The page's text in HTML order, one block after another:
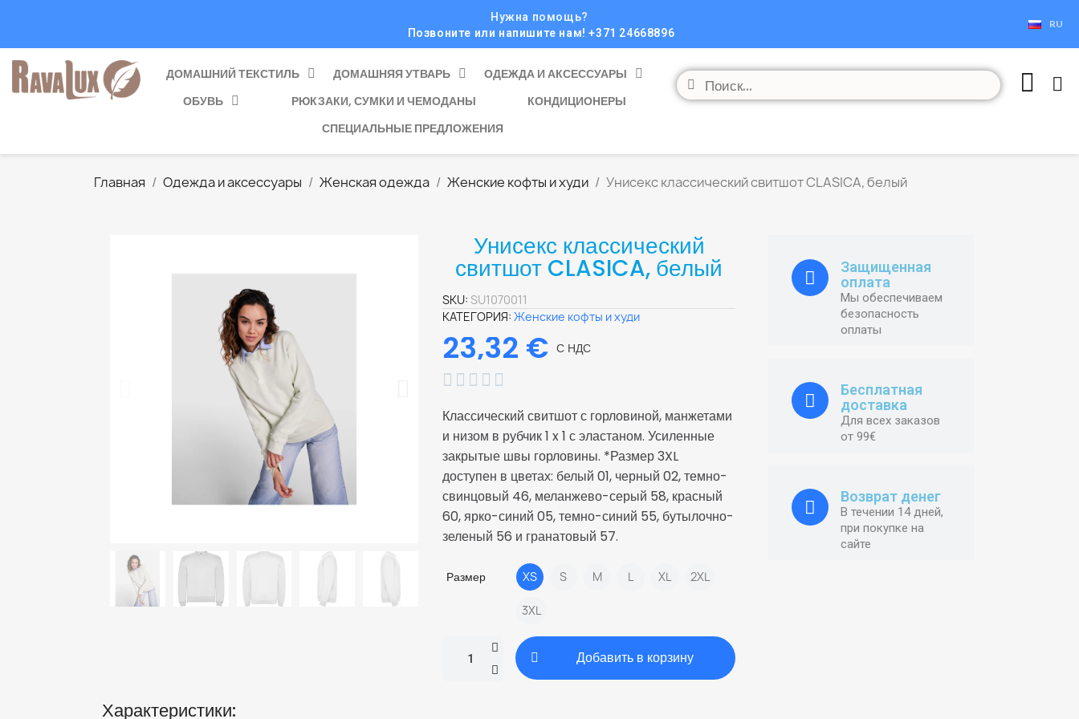
Нужна помощь?
Позвоните или напишите нам! +371 24668896
RU
ДОМАШНИЙ ТЕКСТИЛЬ ДОМАШНЯЯ УТВАРЬ
ОДЕЖДА И АКСЕССУАРЫ
ОБУВЬ
РЮКЗАКИ, СУМКИ И ЧЕМОДАНЫ
КОНДИЦИОНЕРЫ
СПЕЦИАЛЬНЫЕ ПРЕДЛОЖЕНИЯ
Главная Одежда и аксессуары Женская одежда Женские кофты и худи Унисекс классический свитшот CLASICA, белый
Унисекс классический
свитшот CLASICA, белый
SKU SU1070011
КАТЕГОРИЯ Женские кофты и худи
23,32 € С НДС
    
Классический свитшот с горловиной, манжетами
и низом в рубчик 1 x 1 с эластаном. Усиленные
закрытые швы горловины. *Размер 3XL
доступен в цветах: белый 01, черный 02, темно-
свинцовый 46, меланжево-серый 58, красный
60, ярко-синий 05, темно-синий 55, бутылочно-
зеленый 56 и гранатовый 57.
Размер XS S M L XL 2XL
3XL
Добавить в корзину
Характеристики:
Защищенная
оплата
Мы обеспечиваем
безопасность
оплаты
Бесплатная
доставка
Для всех заказов
от 99€
Возврат денег
В течении 14 дней,
при покупке на
сайте